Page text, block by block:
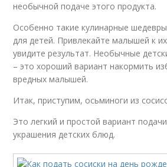
необычной подаче этого продукта.
Особенно такие кулинарные
для детей. Привлекайте малышей к
увидите результат. Необычные
– это хороший вариант накормить
вредных малышей.
Итак, приступим, осьминоги из
Это легкий и простой вариант
украшения детских блюд.